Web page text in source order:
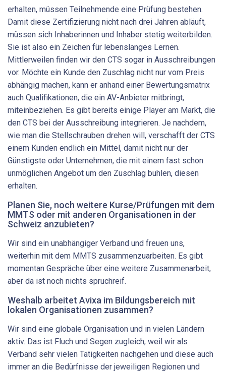
erhalten, müssen Teilnehmende eine Prüfung bestehen.
Damit diese Zertifizierung nicht nach drei Jahren abläuft,
müssen sich Inhaberinnen und Inhaber stetig weiterbilden.
Sie ist also ein Zeichen für lebenslanges Lernen.
Mittlerweilen finden wir den CTS sogar in Ausschreibungen
vor. Möchte ein Kunde den Zuschlag nicht nur vom Preis
abhängig machen, kann er anhand einer Bewertungsmatrix
auch Qualifikationen, die ein AV-Anbieter mitbringt,
miteinbeziehen. Es gibt bereits einige Player am Markt, die
den CTS bei der Ausschreibung integrieren. Je nachdem,
wie man die Stellschrauben drehen will, verschafft der CTS
einem Kunden endlich ein Mittel, damit nicht nur der
Günstigste oder Unternehmen, die mit einem fast schon
unmöglichen Angebot um den Zuschlag buhlen, diesen
erhalten.
Planen Sie, noch weitere Kurse/Prüfungen mit dem
MMTS oder mit anderen Organisationen in der
Schweiz anzubieten?
Wir sind ein unabhängiger Verband und freuen uns,
weiterhin mit dem MMTS zusammenzuarbeiten. Es gibt
momentan Gespräche über eine weitere Zusammenarbeit,
aber da ist noch nichts spruchreif.
Weshalb arbeitet Avixa im Bildungsbereich mit
lokalen ­Organisationen zusammen?
Wir sind eine globale Organisation und in vielen Ländern
aktiv. Das ist Fluch und Segen zugleich, weil wir als
Verband sehr vielen Tätigkeiten nachgehen und diese auch
immer an die Bedürfnisse der jeweiligen Regionen und